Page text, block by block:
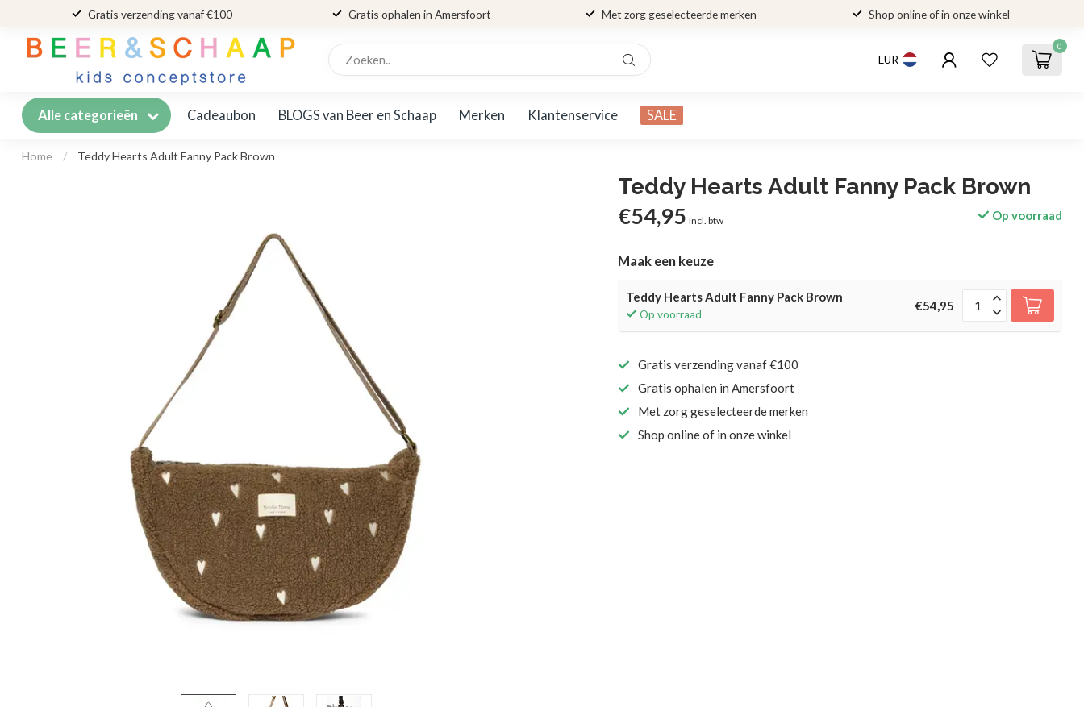
Gratis verzending vanaf €100 Gratis ophalen in Amersfoort Met zorg geselecteerde merken Shop online of in onze winkel
EUR
0
Alle categorieën Cadeaubon BLOGS van Beer en Schaap Merken Klantenservice SALE
Home / Teddy Hearts Adult Fanny Pack Brown
Teddy Hearts Adult Fanny Pack Brown
€54,95 Incl. btw Op voorraad
Maak een keuze
Teddy Hearts Adult Fanny Pack Brown
Op voorraad
€54,95
Gratis verzending vanaf €100
Gratis ophalen in Amersfoort
Met zorg geselecteerde merken
Shop online of in onze winkel